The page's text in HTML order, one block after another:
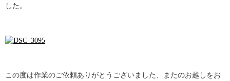
した。
この度は作業のご依頼ありがとうございました、またのお越しをお